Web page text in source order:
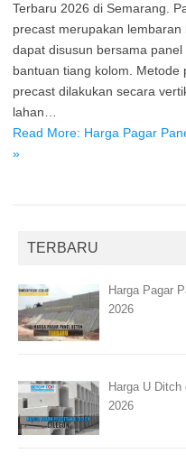
Terbaru 2026 di Semarang.
precast merupakan
dapat disusun bersama
bantuan tiang kolom.
precast dilakukan secara
lahan…
Read More: Harga Pagar
»
TERBARU
Harga Pagar
2026
Harga U Ditch
2026